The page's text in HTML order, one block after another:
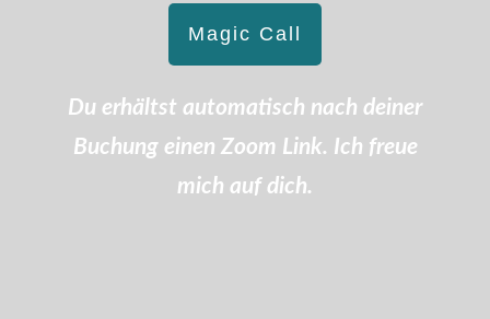
Magic Call
Du erhältst automatisch nach deiner
Buchung einen Zoom Link. Ich freue
mich auf dich.